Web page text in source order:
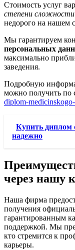
Стоимость услуг
степени сложности
недорого на нашем
Мы гарантируем
персональных
максимально
заведения.
Подробную
можно получить по
diplom-
Купить диплом
надежно
через нашу
Наша фирма
получения
гарантированным
поддержкой. Мы
кто стремится к
карьеры.